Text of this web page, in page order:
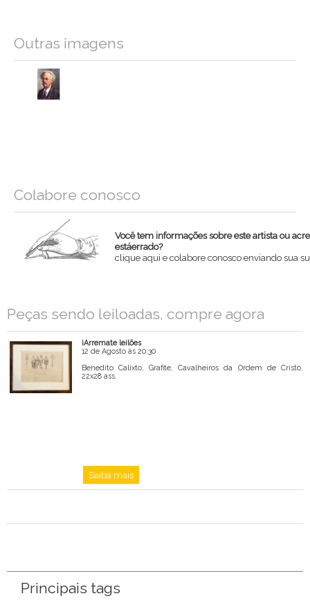
Outras imagens
Colabore conosco
Você tem informações sobre este artista ou
estáerrado?
clique aqui e colabore conosco enviando sua
Mensagem
Peças sendo leiloadas, compre agora
iArremate leilões
12 de Agosto às 20:30
Benedito Calixto, Grafite, Cavalheiros da Ordem de Cristo,
22x28 ass.
Saiba mais
Principais tags